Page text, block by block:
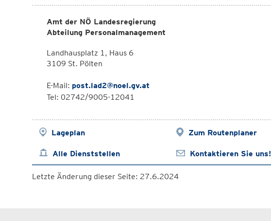
Amt der NÖ Landesregierung
Abteilung Personalmanagement
Landhausplatz 1, Haus 6
3109 St. Pölten
E-Mail: post.lad2@noel.gv.at
Tel: 02742/9005-12041
Lageplan Zum Routenplaner
Alle Dienststellen Kontaktieren Sie uns!
Letzte Änderung dieser Seite: 27.6.2024